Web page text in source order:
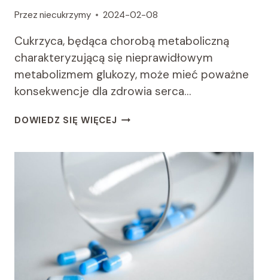
Przez niecukrzymy 2024-02-08
Cukrzyca, będąca chorobą metaboliczną
charakteryzującą się nieprawidłowym
metabolizmem glukozy, może mieć poważne
konsekwencje dla zdrowia serca…
DOWIEDZ SIĘ WIĘCEJ CUKRZYCA
SERCA:
RYZYKO
SERCOWO-
NACZYNIOWE
OSÓB
Z
CUKRZYCĄ.